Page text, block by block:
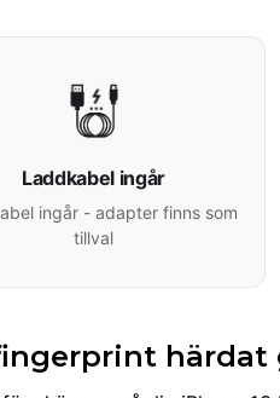
Laddkabel ingår
ingår - adapter finns som
tillval
härdat